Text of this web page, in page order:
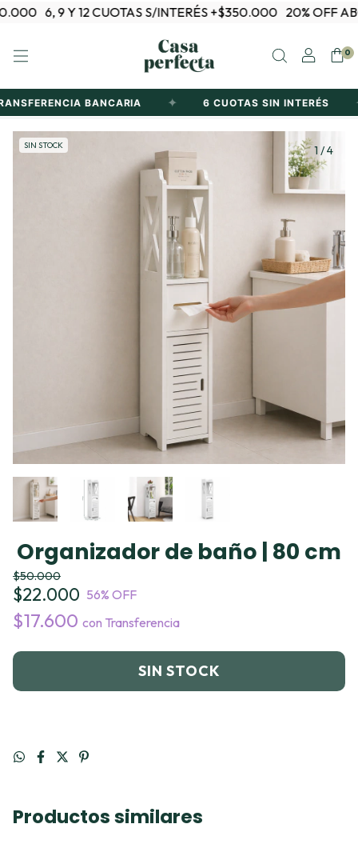
6, 9 Y 12 CUOTAS S/INTERÉS +$350.000 20% OFF
0
BANCARIA ✦ 6 CUOTAS SIN INTERÉS
SIN STOCK 1 /4
Organizador de baño | 80 cm
$50.000
$22.000 56% OFF
$17.600 con Transferencia
Productos similares